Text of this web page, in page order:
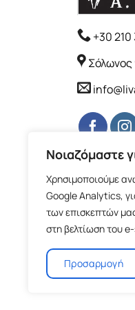
Νοιαζόμαστε
Χρησιμοποιούμε
Google Analytics,
των επισκεπτών
στη βελτίωση του
Προσαρμογή
+30